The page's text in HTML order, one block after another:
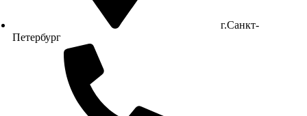
г.Санкт-
Петербург